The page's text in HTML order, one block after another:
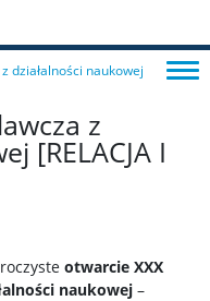
działalności naukowej
z
[RELACJA I
otwarcie XXX
naukowej –